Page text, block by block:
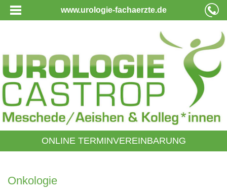
www.urologie-fachaerzte.de
ONLINE TERMINVEREINBARUNG
Onkologie